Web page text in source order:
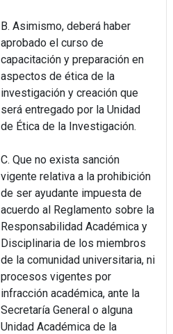
B. Asimismo, deberá haber
aprobado el curso de
capacitación y preparación en
aspectos de ética de la
investigación y creación que
será entregado por la Unidad
de Ética de la Investigación.
C. Que no exista sanción
vigente relativa a la prohibición
de ser ayudante impuesta de
acuerdo al Reglamento sobre la
Responsabilidad Académica y
Disciplinaria de los miembros
de la comunidad universitaria, ni
procesos vigentes por
infracción académica, ante la
Secretaría General o alguna
Unidad Académica de la